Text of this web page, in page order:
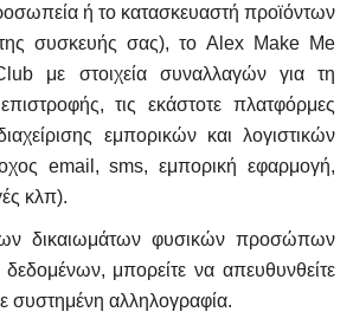
ή το κατασκευαστή προϊόντων
συσκευής σας), το Alex Make Me
με στοιχεία συναλλαγών για τη
τις εκάστοτε πλατφόρμες
εμπορικών και λογιστικών
email, sms, εμπορική εφαρμογή,
κλπ).
δικαιωμάτων φυσικών προσώπων
μπορείτε να απευθυνθείτε
συστημένη αλληλογραφία.